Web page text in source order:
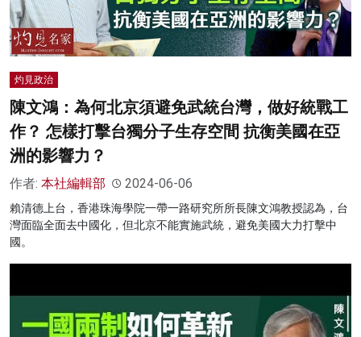
灼見政治
陳文鴻：為何北京須避免武統台灣，做好統戰工
作？ 怎樣打擊台獨分子生存空間 抗衡美國在亞
洲的影響力？
作者: 本社編輯部 2024-06-06
賴清德上台，香港珠海學院一帶一路研究所所長陳文鴻教授認為，台
灣面臨全面去中國化，但北京不能實施武統，避免美國大力打擊中
國。